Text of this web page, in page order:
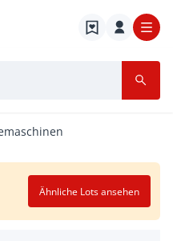
Ähnliche Lots ansehen